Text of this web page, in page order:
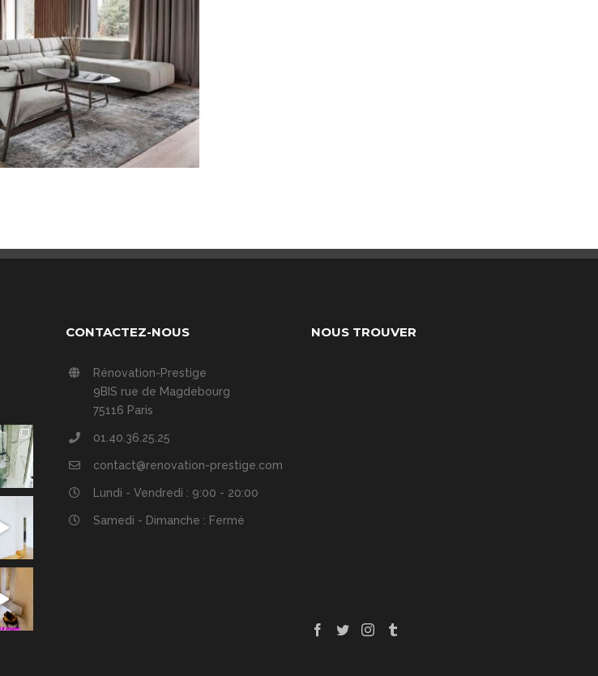
CONTACTEZ-NOUS
Rénovation-Prestige
9BIS rue de Magdebourg
75116 Paris
01.40.36.25.25
contact@renovation-prestige.com
Lundi - Vendredi : 9:00 - 20:00
Samedi - Dimanche : Fermé
NOUS TROUVER